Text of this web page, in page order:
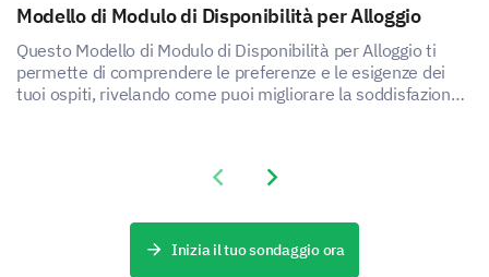
Modello di Modulo di Disponibilità per Alloggio
Questo Modello di Modulo di Disponibilità per Alloggio ti
permette di comprendere le preferenze e le esigenze dei
tuoi ospiti, rivelando come puoi migliorare la soddisfazione
Previous slide
Next slide
Inizia il tuo sondaggio ora